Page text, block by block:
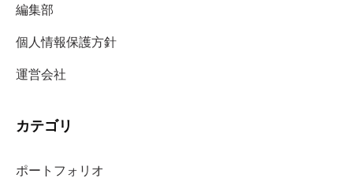
編集部
個人情報保護方針
運営会社
カテゴリ
ポートフォリオ